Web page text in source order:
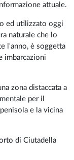
attuale.
ed utilizzato oggi
naturale che lo
l'anno, è soggetta
imbarcazioni
zona distaccata a
per il
e la vicina
di Ciutadella